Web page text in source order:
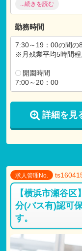
昇給年1回（経験
【各種手当】
通勤手当（35,000
住宅手当（30,000
退職金制度（勤続3
...続きを読む
勤務時間
7:30～19：00の間の
※月残業平均5時間程
開園時間
7:00～20：00
詳細を見
求人管理No.
【横浜市瀬谷
分(バス有)認可
す。